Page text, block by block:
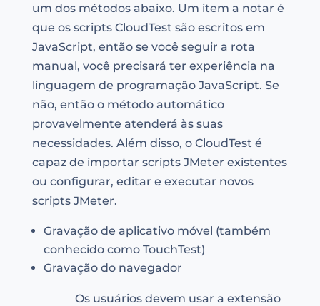
um dos métodos abaixo. Um item a notar é
que os scripts CloudTest são escritos em
JavaScript, então se você seguir a rota
manual, você precisará ter experiência na
linguagem de programação JavaScript. Se
não, então o método automático
provavelmente atenderá às suas
necessidades. Além disso, o CloudTest é
capaz de importar scripts JMeter existentes
ou configurar, editar e executar novos
scripts JMeter.
Gravação de aplicativo móvel (também
conhecido como TouchTest)
Gravação do navegador
Os usuários devem usar a extensão